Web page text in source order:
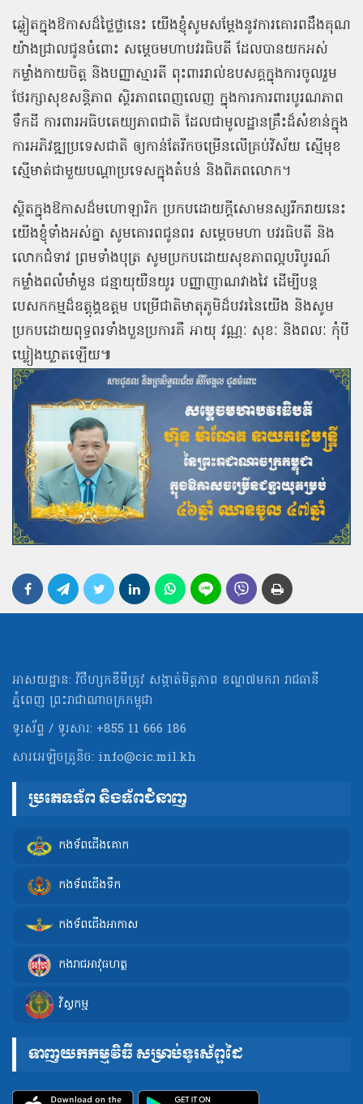
ឆ្លៀតក្នុងឱកាសដ៏ថ្លៃថ្លានេះ យើងខ្ញុំសូមសម្ដែងនូវការគោរពដឹងគុណ
យ៉ាងជ្រាលជូនចំពោះ សម្តេចមហាបវរធិបតី ដែលបានយកអស់
កម្លាំងកាយចិត្ត និងបញ្ញាស្មារតី ពុះពាររាល់ឧបសគ្គក្នុងការចូលរួម
ថែរក្សាសុខសន្តិភាព ស្ថិរភាពពេញលេញ ក្នុងការការពារបូរណភាព
ទឹកដី ការពារអធិបតេយ្យភាពជាតិ ដែលជាមូលដ្ឋានគ្រឹះដ៏សំខាន់ក្នុង
ការអភិវឌ្ឍប្រទេសជាតិ ឲ្យកាន់តែរីកចម្រើនលើគ្រប់វិស័យ ស្មើមុខ
ស្មើមាត់ជាមួយបណ្តាប្រទេសក្នុងតំបន់ និងពិភពលោក។
ស្ថិតក្នុងឱកាសដ៏មហោឡារិក ប្រកបដោយក្តីសោមនស្សរីករាយនេះ
យើងខ្ញុំទាំងអស់គ្នា សូមគោរពជូនពរ សម្តេចមហា បវរធិបតី និង
លោកជំទាវ ព្រមទាំងបុត្រ សូមប្រកបដោយសុខភាពល្អបរិបូរណ៍
កម្លាំងពលំមាំមួន ជន្មាយុយឺនយូរ បញ្ញាញាណវាងវៃ ដើម្បីបន្ត
បេសកកម្មដ៏ឧត្តុង្គឧត្តម បម្រើជាតិមាតុភូមិដ៏បវរនៃយើង និងសូម
ប្រកបដោយពុទ្ធពរទាំងបួនប្រការគឺ អាយុ វណ្ណៈ សុខៈ និងពលៈ កុំបី
ឃ្លៀងឃ្លាតឡើយ៕
អាសយដ្ឋាន: វិថីហ្សកឌីមីត្រូវ សង្កាត់មិត្ដភាព ខណ្ឌ៧មករា រាជធានី
ភ្នំពេញ ព្រះរាជាណាចក្រកម្ពុជា
ទូរស័ព្ទ / ទូរសារ: +855 11 666 186
សារអេឡិចត្រូនិច: info@cic.mil.kh
ប្រភេទទ័ព និងទ័ពជំនាញ
កងទ័ពជើងគោក
កងទ័ពជើងទឹក
កងទ័ពជើងអាកាស
កងរាជអាវុធហត្ថ
វិស្វកម្ម
ទាញយកកម្មវិធី សម្រាប់ទូរស័ព្ទដៃ